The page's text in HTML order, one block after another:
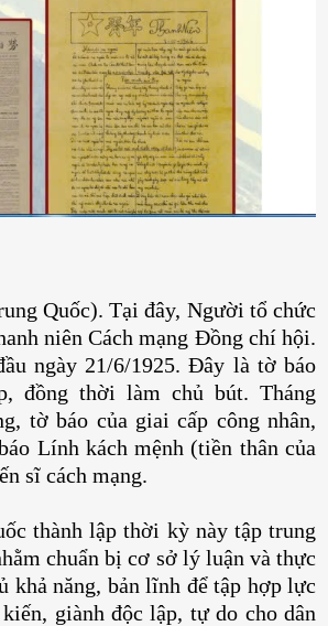
Quốc). Tại đây, Người tổ chức
niên Cách mạng Đồng chí hội.
ngày 21/6/1925. Đây là tờ báo
đồng thời làm chủ bút. Tháng
tờ báo của giai cấp công nhân,
Lính kách mệnh (tiền thân của
sĩ cách mạng.
thành lập thời kỳ này tập trung
chuẩn bị cơ sở lý luận và thực
khả năng, bản lĩnh để tập hợp lực
giành độc lập, tự do cho dân